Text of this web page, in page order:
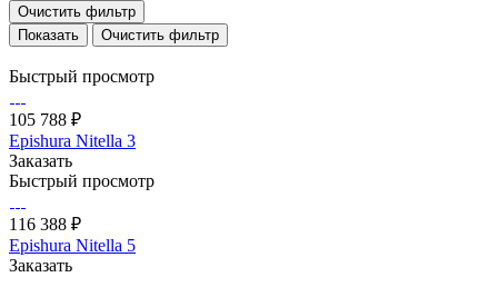
Очистить фильтр
Очистить фильтр
Быстрый просмотр
105 788 ₽
Epishura Nitella 3
Заказать
Быстрый просмотр
116 388 ₽
Epishura Nitella 5
Заказать